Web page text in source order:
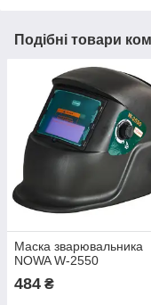
Подібні товари
Маска зварювальника
NOWA W-2550
484 ₴